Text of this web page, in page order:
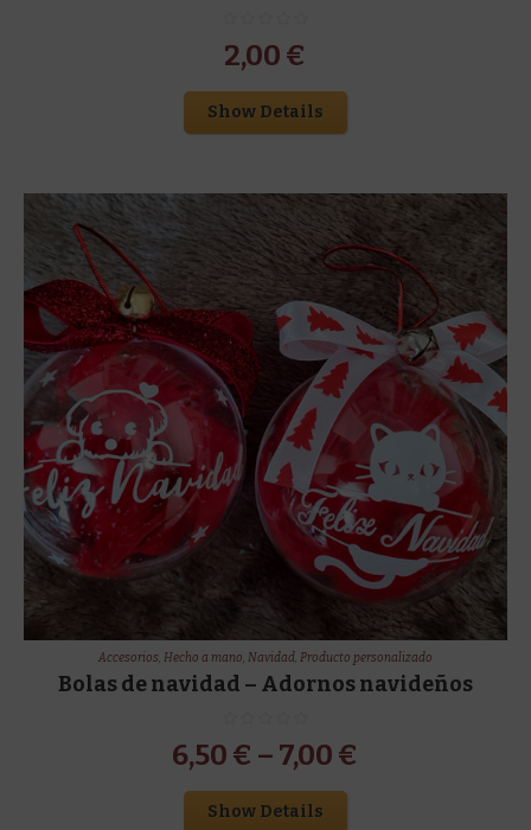
2,00 €
Show Details
Accesorios, Hecho a mano, Navidad, Producto personalizado
Bolas de navidad – Adornos navideños
6,50 € – 7,00 €
Show Details